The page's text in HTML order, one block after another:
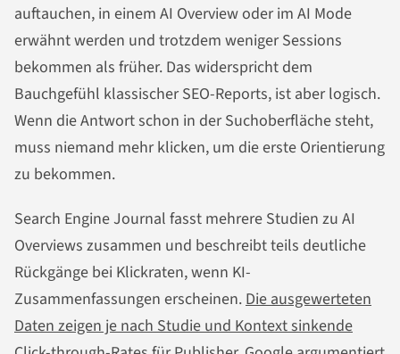
auftauchen, in einem AI Overview oder im AI Mode
erwähnt werden und trotzdem weniger Sessions
bekommen als früher. Das widerspricht dem
Bauchgefühl klassischer SEO-Reports, ist aber logisch.
Wenn die Antwort schon in der Suchoberfläche steht,
muss niemand mehr klicken, um die erste Orientierung
zu bekommen.
Search Engine Journal fasst mehrere Studien zu AI
Overviews zusammen und beschreibt teils deutliche
Rückgänge bei Klickraten, wenn KI-
Zusammenfassungen erscheinen. Die ausgewerteten
Daten zeigen je nach Studie und Kontext sinkende